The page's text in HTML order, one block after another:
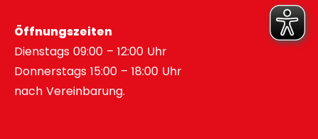
Öffnungszeiten
Dienstags 09:00 – 12:00 Uhr
Donnerstags 15:00 – 18:00 Uhr
nach Vereinbarung.